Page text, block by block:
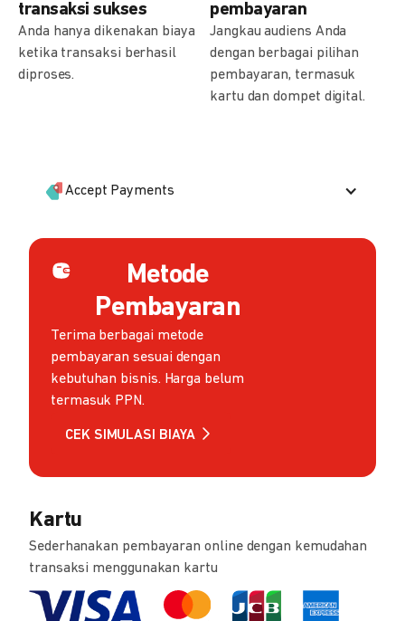
transaksi sukses
Anda hanya dikenakan biaya
ketika transaksi berhasil
diproses.
pembayaran
Jangkau audiens Anda
dengan berbagai pilihan
pembayaran, termasuk
kartu dan dompet digital.
Accept Payments
Metode
Pembayaran
Terima berbagai metode
pembayaran sesuai dengan
kebutuhan bisnis. Harga belum
termasuk PPN.
CEK SIMULASI BIAYA
Kartu
Sederhanakan pembayaran online dengan kemudahan
transaksi menggunakan kartu